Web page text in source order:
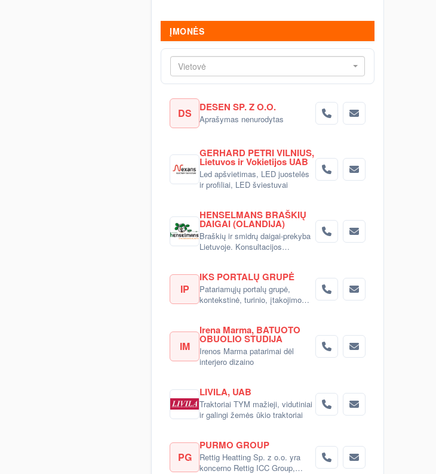
ĮMONĖS
Vietovė
DS DESEN SP. Z O.O.
Aprašymas nenurodytas
GERHARD PETRI VILNIUS,
Lietuvos ir Vokietijos UAB
Led apšvietimas, LED juostelės
ir profiliai, LED šviestuvai
HENSELMANS BRAŠKIŲ
DAIGAI (OLANDIJA)
Braškių ir smidrų daigai-prekyba
Lietuvoje. Konsultacijos
IP
IKS PORTALŲ GRUPĖ
Patariamųjų portalų grupė,
kontekstinė, turinio, įtakojimo
IM
Irena Marma, BATUOTO
OBUOLIO STUDIJA
Irenos Marma patarimai dėl
interjero dizaino
LIVILA, UAB
Traktoriai TYM mažieji, vidutiniai
ir galingi žemės ūkio traktoriai
PG
PURMO GROUP
Rettig Heatting Sp. z o.o. yra
koncerno Rettig ICC Group,